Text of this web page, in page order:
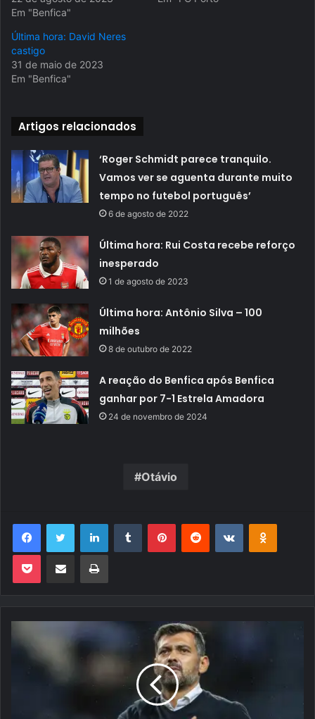
Em "Benfica"
Última hora: David Neres
castigo
31 de maio de 2023
Em "Benfica"
Artigos relacionados
‘Roger Schmidt parece tranquilo.
Vamos ver se aguenta durante muito
tempo no futebol português’
6 de agosto de 2022
Última hora: Rui Costa recebe reforço
inesperado
1 de agosto de 2023
Última hora: Antônio Silva – 100
milhões
8 de outubro de 2022
A reação do Benfica após Benfica
ganhar por 7-1 Estrela Amadora
24 de novembro de 2024
Otávio
FacebookTwitter LinkedinTumblr PinterestReddit VK OK
Pocket Compartilhar via e-mail Imprimir